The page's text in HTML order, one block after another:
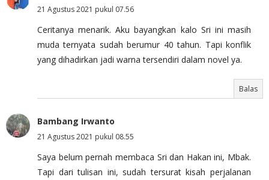
21 Agustus 2021 pukul 07.56
Ceritanya menarik. Aku bayangkan kalo Sri ini masih
muda ternyata sudah berumur 40 tahun. Tapi konflik
yang dihadirkan jadi warna tersendiri dalam novel ya.
Balas
Bambang Irwanto
21 Agustus 2021 pukul 08.55
Saya belum pernah membaca Sri dan Hakan ini, Mbak.
Tapi dari tulisan ini, sudah tersurat kisah perjalanan